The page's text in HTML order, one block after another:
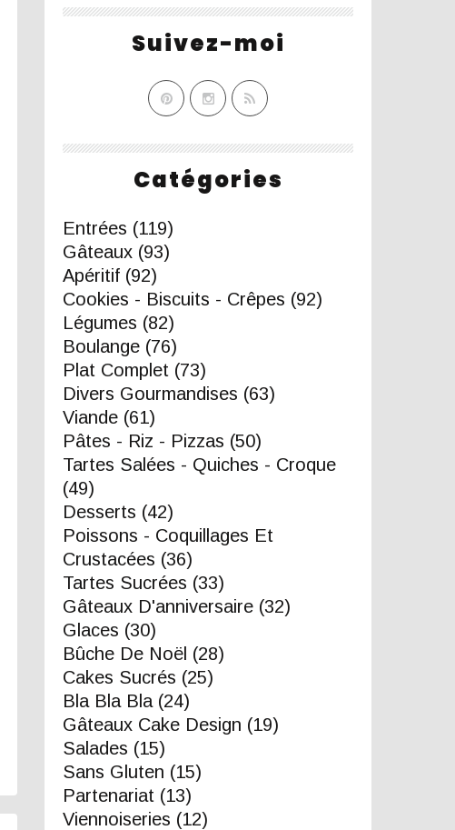
Catégories
Entrées (119)
Gâteaux (93)
Apéritif (92)
Cookies - Biscuits - Crêpes (92)
Légumes (82)
Boulange (76)
Plat Complet (73)
Divers Gourmandises (63)
Viande (61)
Pâtes - Riz - Pizzas (50)
Tartes Salées - Quiches - Croque
(49)
Desserts (42)
Poissons - Coquillages Et
Crustacées (36)
Tartes Sucrées (33)
Gâteaux D'anniversaire (32)
Glaces (30)
Bûche De Noël (28)
Cakes Sucrés (25)
Bla Bla Bla(24)
Gâteaux Cake Design (19)
Salades (15)
Sans Gluten (15)
Partenariat (13)
Viennoiseries (12)
Suivez-moi